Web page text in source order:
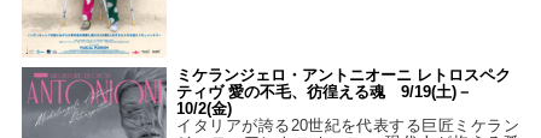
ミケランジェロ・アントニオーニ レトロスペク
ティヴ 愛の不毛、彷徨える魂 9/19(土)－
10/2(金)
イタリアが誇る20世紀を代表する巨匠ミケラン